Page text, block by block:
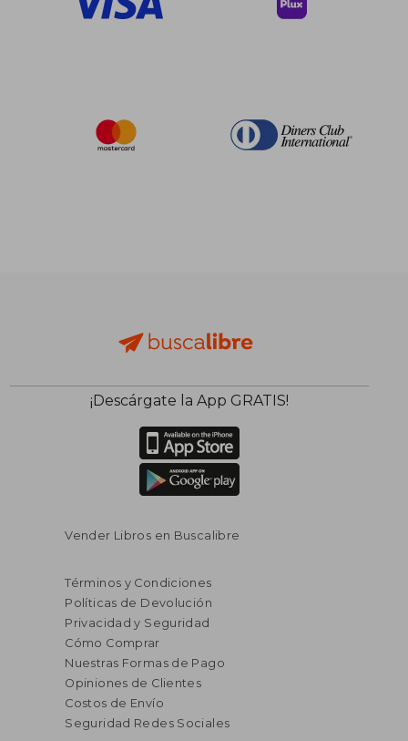
45% $ 259.64
$ 142.80
40%
dcto.
¡Descárgate la App GRATIS!
Vender Libros en Buscalibre
Términos y Condiciones
Políticas de Devolución
Privacidad y Seguridad
Cómo Comprar
Nuestras Formas de Pago
Opiniones de Clientes
Costos de Envío
Seguridad Redes Sociales